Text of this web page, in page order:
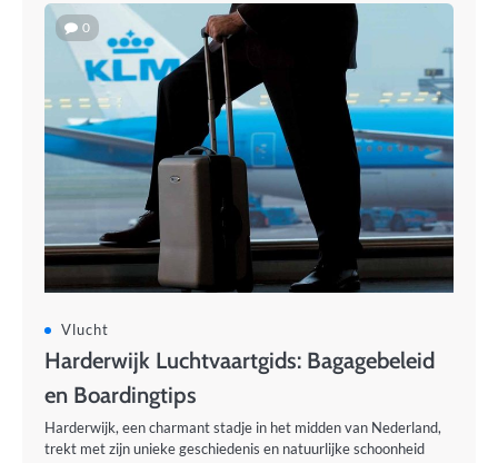
0
Vlucht
Harderwijk Luchtvaartgids: Bagagebeleid
en Boardingtips
Harderwijk, een charmant stadje in het midden van Nederland,
trekt met zijn unieke geschiedenis en natuurlijke schoonheid